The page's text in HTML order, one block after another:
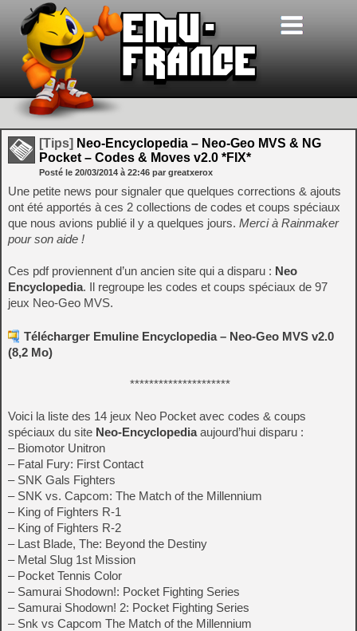
[Tips] Neo-Encyclopedia – Neo-Geo MVS & NG
Pocket – Codes & Moves v2.0 *FIX*
Posté le 20/03/2014 à 22:46 par greatxerox
Une petite news pour signaler que quelques corrections & ajouts
ont été apportés à ces 2 collections de codes et coups spéciaux
que nous avions publié il y a quelques jours. Merci à Rainmaker
pour son aide !
Ces pdf proviennent d’un ancien site qui a disparu : Neo
Encyclopedia. Il regroupe les codes et coups spéciaux de 97
jeux Neo-Geo MVS.
Télécharger Emuline Encyclopedia – Neo-Geo MVS v2.0
(8,2 Mo)
*********************
Voici la liste des 14 jeux Neo Pocket avec codes & coups
spéciaux du site Neo-Encyclopediaaujourd’hui disparu :
– Biomotor Unitron
– Fatal Fury: First Contact
– SNK Gals Fighters
– SNK vs. Capcom: The Match of the Millennium
– King of Fighters R-1
– King of Fighters R-2
– Last Blade, The: Beyond the Destiny
– Metal Slug 1st Mission
– Pocket Tennis Color
– Samurai Shodown!: Pocket Fighting Series
– Samurai Shodown! 2: Pocket Fighting Series
– Snk vs Capcom The Match of the Millennium